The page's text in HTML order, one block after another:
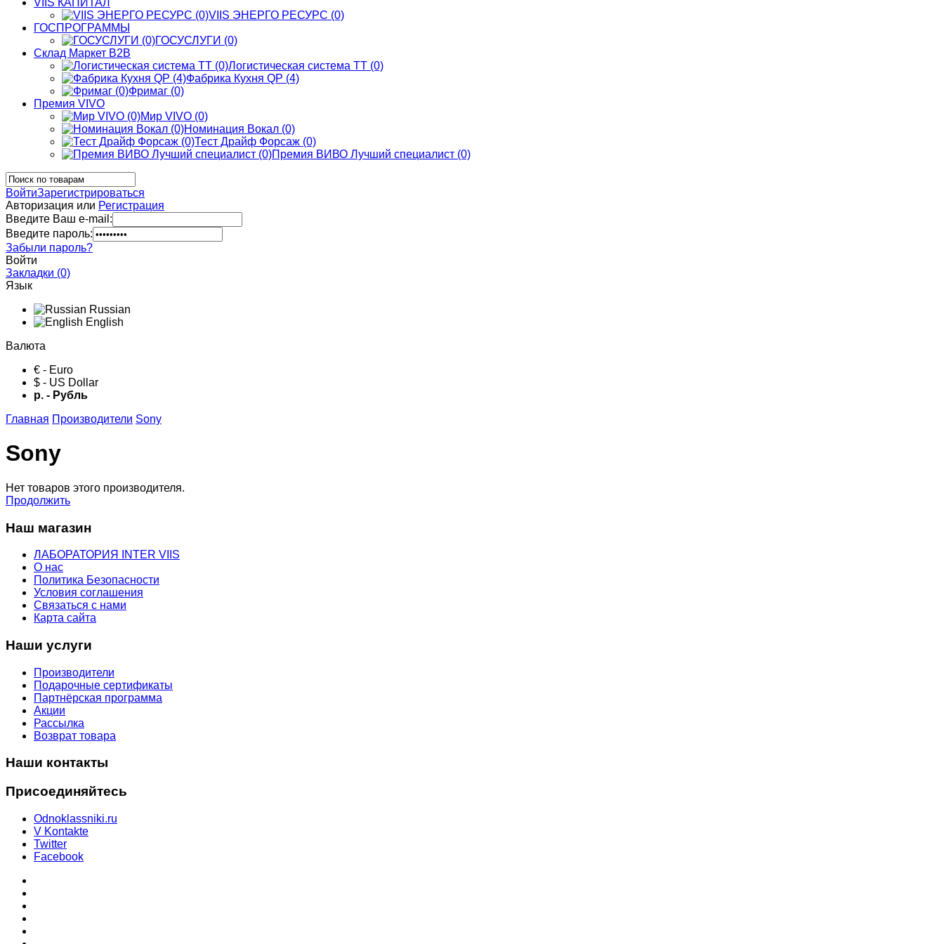
VIIS КАПИТАЛ
VIIS ЭНЕРГО РЕСУРС (0)
ГОСПРОГРАММЫ
ГОСУСЛУГИ (0)
Склад Маркет В2В
Логистическая система ТТ (0)
Фабрика Кухня QP (4)
Фримаг (0)
Премия VIVO
Мир VIVO (0)
Номинация Вокал (0)
Тест Драйф Форсаж (0)
Премия ВИВО Лучший специалист (0)
ВойтиЗарегистрироваться
Авторизация или Регистрация
Введите Ваш e-mail:
Введите пароль:
Забыли пароль?
Войти
Закладки (0)
Язык
Russian
English
Валюта
€ - Euro
$ - US Dollar
р. - Рубль
Главная Производители Sony
Sony
Нет товаров этого производителя.
Продолжить
Наш магазин
ЛАБОРАТОРИЯ INTER VIIS
О нас
Политика Безопасности
Условия соглашения
Связаться с нами
Карта сайта
Наши услуги
Производители
Подарочные сертификаты
Партнёрская программа
Акции
Рассылка
Возврат товара
Наши контакты
Присоединяйтесь
Odnoklassniki.ru
V Kontakte
Twitter
Facebook